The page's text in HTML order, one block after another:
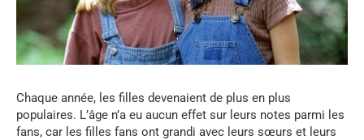
Chaque année, les filles devenaient de plus en plus
populaires. L’âge n’a eu aucun effet sur leurs notes parmi les
fans, car les filles fans ont grandi avec leurs sœurs et leurs